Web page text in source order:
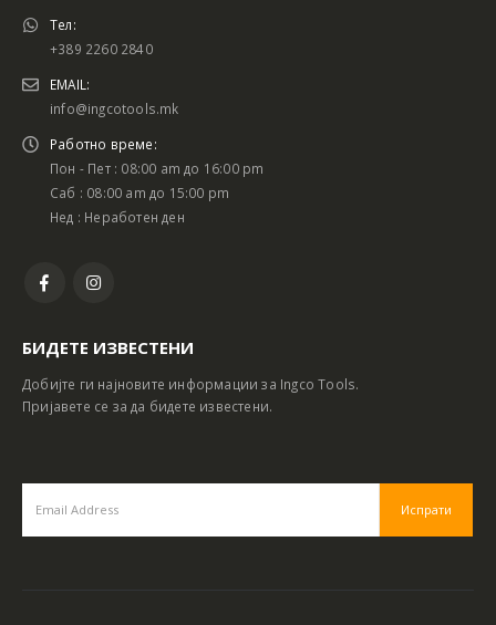
Тел:
+389 2260 2840
EMAIL:
info@ingcotools.mk
Работно време:
Пон - Пет : 08:00 am до 16:00 pm
Саб : 08:00 am до 15:00 pm
Нед : Неработен ден
БИДЕТЕ ИЗВЕСТЕНИ
Добијте ги најновите информации за Ingco Tools.
Пријавете се за да бидете известени.